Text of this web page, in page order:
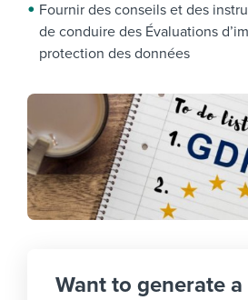
Fournir des conseils et des
de conduire des Évaluations
protection des données
Want to generate